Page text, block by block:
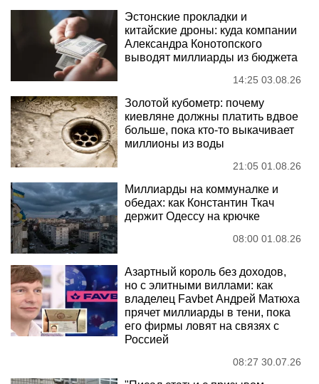
Эстонские прокладки и
китайские дроны: куда компании
Александра Конотопского
выводят миллиарды из бюджета
14:25 03.08.26
Золотой кубометр: почему
киевляне должны платить вдвое
больше, пока кто-то выкачивает
миллионы из воды
21:05 01.08.26
Миллиарды на коммуналке и
обедах: как Константин Ткач
держит Одессу на крючке
08:00 01.08.26
Азартный король без доходов,
но с элитными виллами: как
владелец Favbet Андрей Матюха
прячет миллиарды в тени, пока
его фирмы ловят на связях с
Россией
08:27 30.07.26